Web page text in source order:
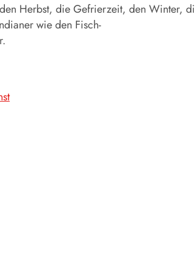
Herbst, die Gefrierzeit, den Winter,
wie den Fisch-